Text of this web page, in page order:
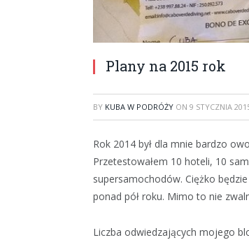
Plany na 2015 rok
BY KUBA W PODRÓŻY ON 9 STYCZNIA
Rok 2014 był dla mnie bardzo
Przetestowałem 10 hoteli, 10
supersamochodów. Ciężko
ponad pół roku. Mimo to nie
Liczba odwiedzających mojego